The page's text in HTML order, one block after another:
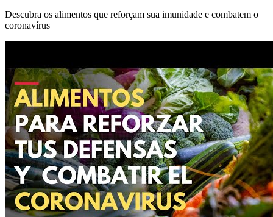
Descubra os alimentos que reforçam sua imunidade e combatem o
coronavírus